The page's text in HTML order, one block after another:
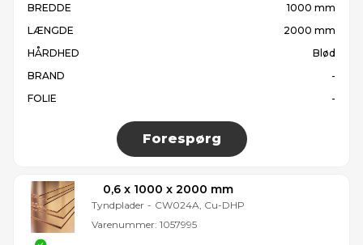
BREDDE
1000 mm
LÆNGDE
2000 mm
HÅRDHED
Blød
BRAND
-
FOLIE
-
Forespørg
0,6 x 1000 x 2000 mm
Tyndplader - CW024A, Cu-DHP
Varenummer: 1057995